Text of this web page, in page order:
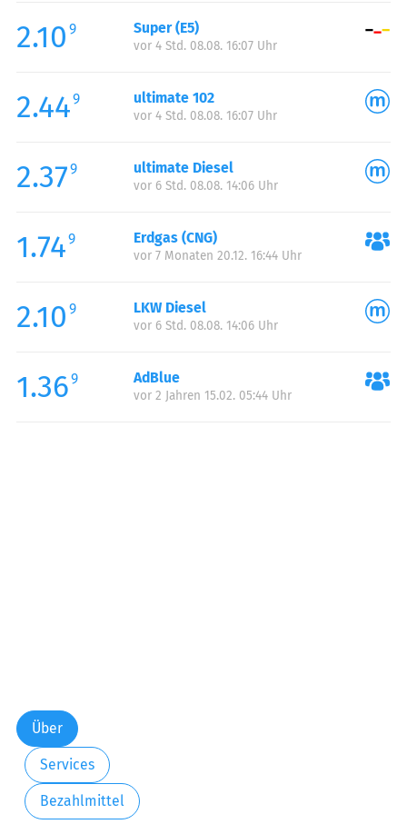
2.10 9 Super (E5)
vor 4 Std. 08.08. 16:07 Uhr
2.449 ultimate 102
vor 4 Std. 08.08. 16:07 Uhr
2.379 ultimate Diesel
vor 6 Std. 08.08. 14:06 Uhr
1.749 Erdgas (CNG)
vor 7 Monaten 20.12. 16:44 Uhr
2.10 9 LKW Diesel
vor 6 Std. 08.08. 14:06 Uhr
1.369 AdBlue
vor 2 Jahren 15.02. 05:44 Uhr
Über
Services
Bezahlmittel